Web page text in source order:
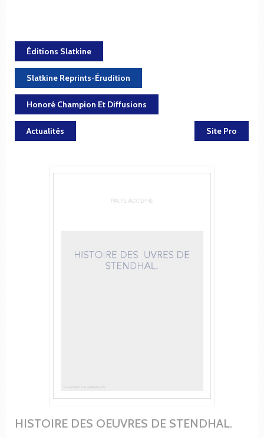
Éditions Slatkine
Slatkine Reprints-Érudition
Honoré Champion Et Diffusions
Actualités Site Pro
HISTOIRE DES OEUVRES DE STENDHAL.